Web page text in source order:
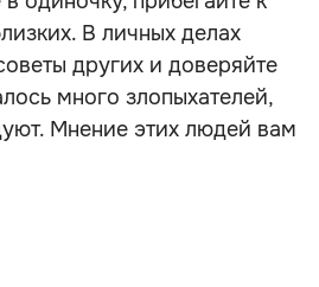
В личных делах
других и доверяйте
много злопыхателей,
Мнение этих людей вам